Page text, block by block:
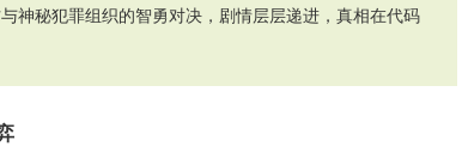
神秘犯罪组织的智勇对决，剧情层层递进，真相在代码